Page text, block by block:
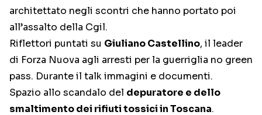
architettato negli scontri che hanno portato poi
all’assalto della Cgil.
Riflettori puntati su Giuliano Castellino, il leader
di Forza Nuova agli arresti per la guerriglia no green
pass. Durante il talk immagini e documenti.
Spazio allo scandalo del depuratore e dello
smaltimento dei rifiuti tossici in Toscana.